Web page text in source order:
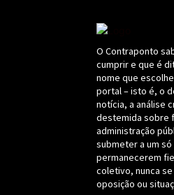
O Contraponto
cumprir e que é
nome que
portal – isto é, o
notícia, a análise
destemida sobre
administração
submeter a um
permanecerem
coletivo, nunca
oposição ou